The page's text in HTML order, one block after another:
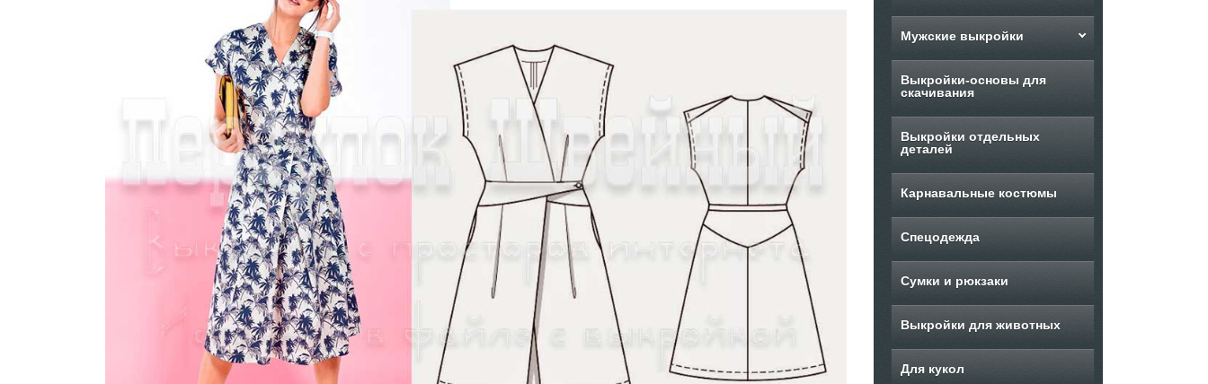
Мужские выкройки
Выкройки-основы для
скачивания
Выкройки отдельных
деталей
Карнавальные костюмы
Спецодежда
Сумки и рюкзаки
Выкройки для животных
Для кукол